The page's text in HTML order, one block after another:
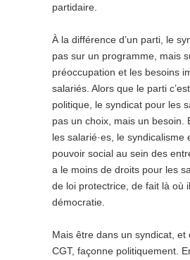
partidaire.
À la différence d’un parti, le
pas sur un programme, mais
préoccupation et les besoins
salariés. Alors que le parti
politique, le syndicat pour les
pas un choix, mais un besoin.
les salarié·es, le syndicalisme
pouvoir social au sein des
a le moins de droits pour les
de loi protectrice, de fait là où
démocratie.
Mais être dans un syndicat, et
CGT, façonne politiquement.